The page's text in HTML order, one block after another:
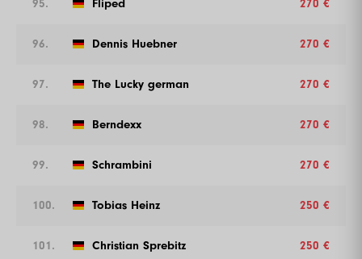
95. Fliped 270 €
96. Dennis Huebner 270 €
97. The Lucky german 270 €
98. Berndexx 270 €
99. Schrambini 270 €
100. Tobias Heinz 250 €
101. Christian Sprebitz 250 €